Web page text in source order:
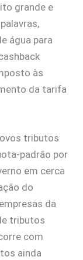
grande e
água para
às
da tarifa
tributos
padrão por
em cerca
do
da
tributos
com
ainda